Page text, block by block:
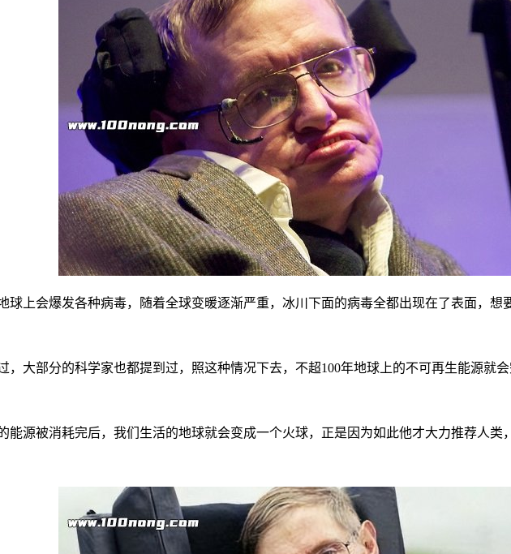
球上会爆发各种病毒，随着全球变暖逐渐严重，冰川下面的病毒全都出现在了表面，想
大部分的科学家也都提到过，照这种情况下去，不超100年地球上的不可再生能源就
源被消耗完后，我们生活的地球就会变成一个火球，正是因为如此他才大力推荐人类